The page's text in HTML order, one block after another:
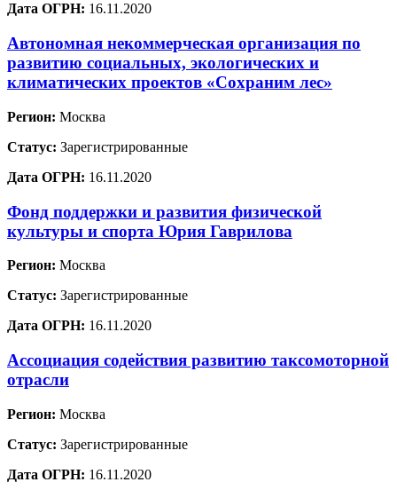
Дата ОГРН: 16.11.2020
Автономная некоммерческая организация по
развитию социальных, экологических и
климатических проектов «Сохраним лес»
Регион: Москва
Статус: Зарегистрированные
Дата ОГРН: 16.11.2020
Фонд поддержки и развития физической
культуры и спорта Юрия Гаврилова
Регион: Москва
Статус: Зарегистрированные
Дата ОГРН: 16.11.2020
Ассоциация содействия развитию таксомоторной
отрасли
Регион: Москва
Статус: Зарегистрированные
Дата ОГРН: 16.11.2020